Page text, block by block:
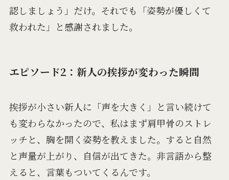
認しましょう」だけ。それでも「姿勢が優しくて
救われた」と感謝されました。
エピソード2：新人の挨拶が変わった瞬間
挨拶が小さい新人に「声を大きく」と言い続けて
も変わらなかったので、私はまず肩甲骨のストレ
ッチと、胸を開く姿勢を教えました。すると自然
と声量が上がり、自信が出てきた。非言語から整
えると、言葉もついてくるんです。